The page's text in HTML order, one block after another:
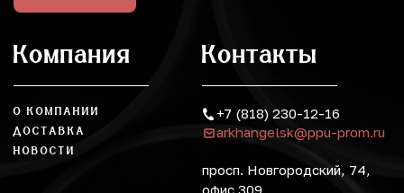
Компания
О КОМПАНИИ
ДОСТАВКА
НОВОСТИ
Контакты
+7 (818) 230-12-16
arkhangelsk@ppu-prom.ru
просп. Новгородский, 74,
офис 309